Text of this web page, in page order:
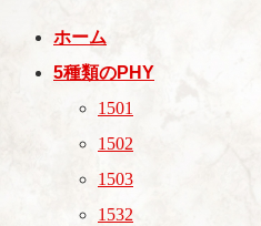
ホーム
5種類のPHY
1501
1502
1503
1532